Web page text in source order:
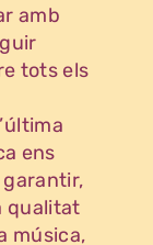
amb
tots els
ens
garantir,
qualitat
música,